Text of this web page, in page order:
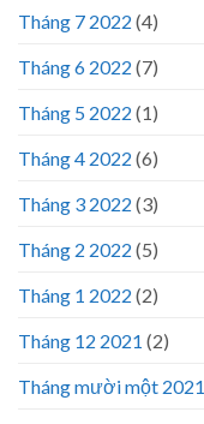
Tháng 7 2022 (4)
Tháng 6 2022 (7)
Tháng 5 2022 (1)
Tháng 4 2022 (6)
Tháng 3 2022 (3)
Tháng 2 2022 (5)
Tháng 1 2022 (2)
Tháng 12 2021 (2)
Tháng mười một 2021